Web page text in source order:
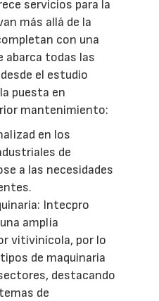
servicios para la
más allá de la
con una
abarca todas las
el estudio
puesta en
mantenimiento:
en los
de
a las necesidades
Intecpro
amplia
vitivinícola, por lo
de maquinaria
destacando
de